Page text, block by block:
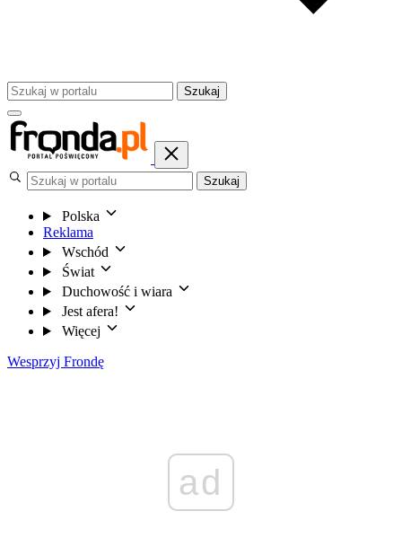
Szukaj
Szukaj
Polska
Reklama
Wschód
Świat
Duchowość i wiara
Jest afera!
Więcej
Wesprzyj Frondę
ad